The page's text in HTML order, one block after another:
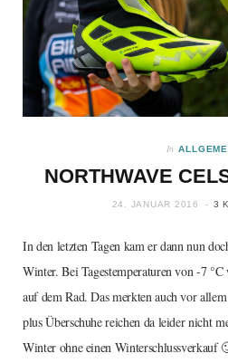
In
NORTHWAVE
24. JANUAR 2016 3
In den letzten Tagen kam er dann nun
Winter. Bei Tagestemperaturen von -7
auf dem Rad. Das merkten auch vor
plus Überschuhe reichen da leider nicht
Winter ohne einen Winterschlussverkauf